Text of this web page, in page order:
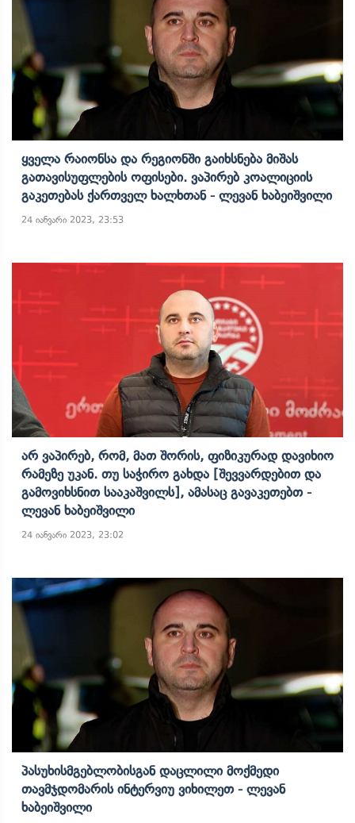
Ყველა Რაიონსა Და Რეგიონში Გაიხსნება Მიშას
Გათავისუფლების Ოფისები. Ვაპირებ Კოალიციის
Გაკეთებას Ქართველ Ხალხთან - Ლევან Ხაბეიშვილი
24 იანვარი 2023, 23:53
Არ Ვაპირებ, Რომ, Მათ Შორის, Ფიზიკურად Დავიხიო
Რამეზე Უკან. Თუ Საჭირო Გახდა [შევვარდებით Და
Გამოვიხსნით Სააკაშვილს], Ამასაც Გავაკეთებთ -
Ლევან Ხაბეიშვილი
24 იანვარი 2023, 23:02
Პასუხისმგებლობისგან Დაცლილი Მოქმედი
Თავმჯდომარის Ინტერვიუ Ვიხილეთ - Ლევან
Ხაბეიშვილი